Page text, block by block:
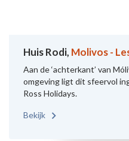
Huis Rodi, Molivos -
Aan de ‘achterkant’ van
omgeving ligt dit sfeervol
Ross Holidays.
Bekijk